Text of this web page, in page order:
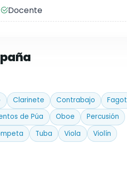
Docente
Clarinete Contrabajo
Fagot
de Púa Oboe
Percusión
Tuba Viola
Violín